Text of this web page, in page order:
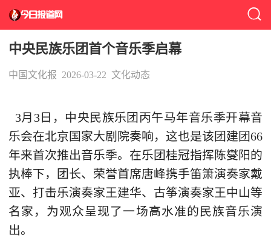
中央民族乐团首个音乐季启幕
中国文化报 2026-03-22 文化动态
3月3日，中央民族乐团丙午马年音乐季开幕音
乐会在北京国家大剧院奏响，这也是该团建团66
年来首次推出音乐季。在乐团桂冠指挥陈燮阳的
执棒下，团长、荣誉首席唐峰携手笛箫演奏家戴
亚、打击乐演奏家王建华、古筝演奏家王中山等
名家，为观众呈现了一场高水准的民族音乐演
出。